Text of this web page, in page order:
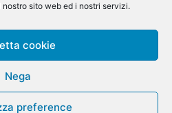
sito web ed i nostri servizi.
cookie
Nega
preference
Contatti:
info@arscommunication.it